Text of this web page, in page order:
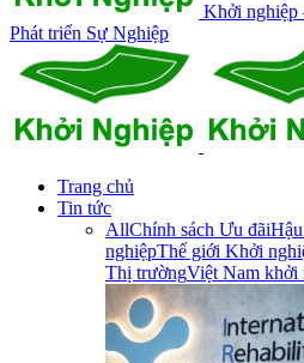
Khởi nghiệp
Phát triển Sự Nghiệp
Trang chủ
Tin tức
AllChính sách Ưu đãi
nghiệpThế giới Khởi
Thị trườngViệt Nam khởi